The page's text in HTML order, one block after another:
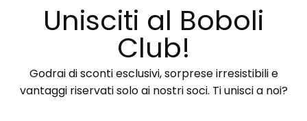
Unisciti al Boboli
Club!
Godrai di sconti esclusivi, sorprese irresistibili e
vantaggi riservati solo ai nostri soci. Ti unisci a noi?